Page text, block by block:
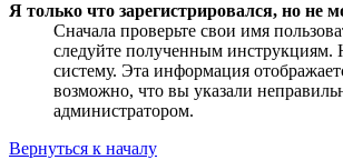
Я только что зарегистрировался, но не
Сначала проверьте свои имя
следуйте полученным инструкциям.
систему. Эта информация
возможно, что вы указали
администратором.
Вернуться к началу